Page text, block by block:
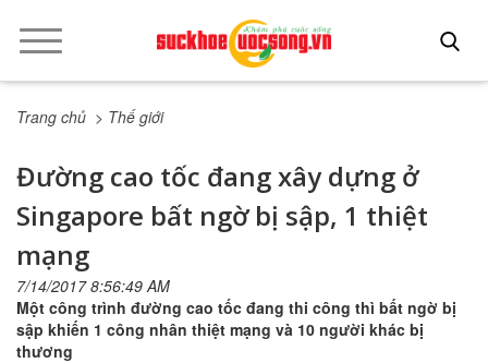
Trang chủ > Thế giới
Đường cao tốc đang xây dựng ở
Singapore bất ngờ bị sập, 1 thiệt
mạng
7/14/2017 8:56:49 AM
Một công trình đường cao tốc đang thi công thì bất ngờ bị
sập khiến 1 công nhân thiệt mạng và 10 người khác bị
thương